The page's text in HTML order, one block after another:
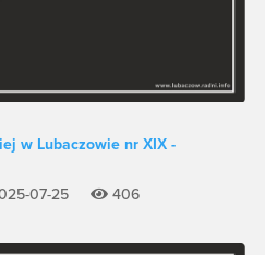
w Lubaczowie nr XIX -
07-25
406